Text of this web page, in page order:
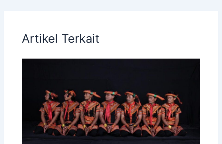
Artikel Terkait